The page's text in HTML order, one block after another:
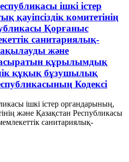
ішкі істер
қауiпсiздiк комитетiнiң
Қорғаныс
санитариялық-
және
асыратын құрылымдық
құқық бұзушылық
Кодексі
ішкі істер органдарының,
және Қазақстан Республикасы
санитариялық-